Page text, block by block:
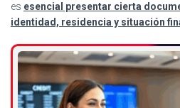
es esencial presentar cierta
identidad, residencia y situación